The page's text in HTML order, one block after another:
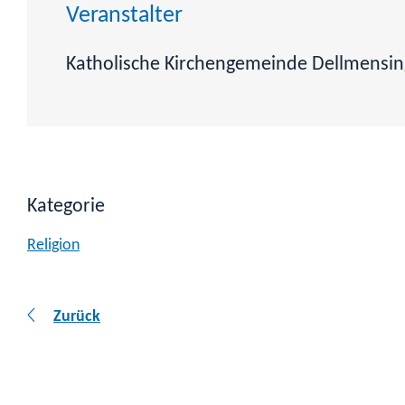
Veranstalter
Katholische Kirchengemeinde
Kategorie
Religion
Zurück